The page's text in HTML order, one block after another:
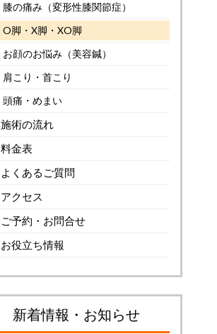
膝の痛み（変形性膝関節症）
O脚・X脚・XO脚
お顔のお悩み（美容鍼）
肩こり・首こり
頭痛・めまい
施術の流れ
料金表
よくあるご質問
アクセス
ご予約・お問合せ
お役立ち情報
新着情報・お知らせ